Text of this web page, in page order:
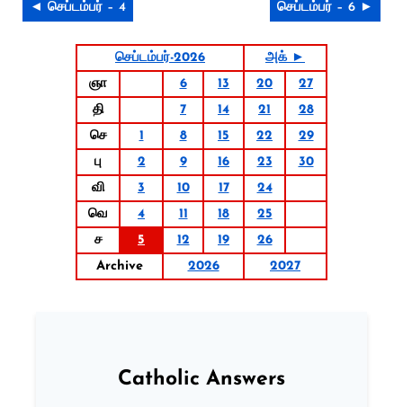
◄ செப்டம்பர் – 4 செப்டம்பர் – 6 ►
செப்டம்பர்-2026
அக் ►
ஞா
6 13 20
27
தி
7 14 21
28
செ
1 8 15 22
29
பு
2 9 16 23
30
வி
3 10 17
24
வெ
4 11 18
25
ச
5 12 19
26
Archive
2026 2027
Catholic Answers